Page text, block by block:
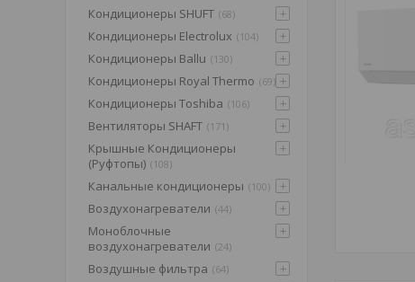
Кондиционеры SHUFT 68
Кондиционеры Electrolux 104
Кондиционеры Ballu 130
Кондиционеры Royal Thermo 69
Кондиционеры Toshiba 106
Вентиляторы SHAFT 171
Крышные Кондиционеры
(Pуфтопы)
108
Канальные кондиционеры 100
Воздухонагреватели 44
Моноблочные
воздухонагреватели 24
Воздушные фильтра 64